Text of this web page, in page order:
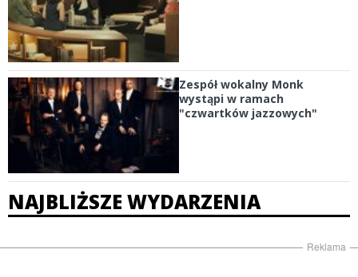
Zespół wokalny Monk
wystąpi w ramach
"czwartków jazzowych"
NAJBLIŻSZE WYDARZENIA
Reklama